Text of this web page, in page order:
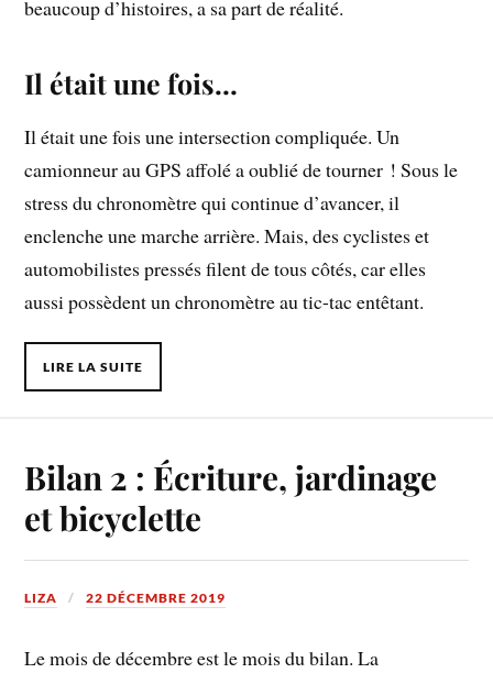
beaucoup d’histoires, a sa part de réalité.
Il était une fois…
Il était une fois une intersection compliquée. Un
camionneur au GPS affolé a oublié de tourner ! Sous le
stress du chronomètre qui continue d’avancer, il
enclenche une marche arrière. Mais, des cyclistes et
automobilistes pressés filent de tous côtés, car elles
aussi possèdent un chronomètre au tic-tac entêtant.
LIRE LA SUITE
Bilan 2 : Écriture, jardinage
et bicyclette
LIZA 22 DÉCEMBRE 2019
Le mois de décembre est le mois du bilan. La